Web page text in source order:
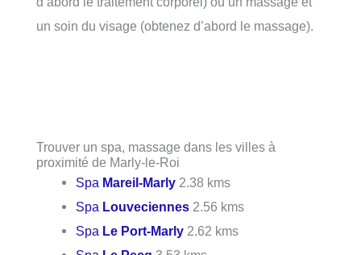
un soin du visage (obtenez d’abord le massage).
Trouver un spa, massage dans les villes à
proximité de Marly-le-Roi
Spa Mareil-Marly 2.38 kms
Spa Louveciennes 2.56 kms
Spa Le Port-Marly 2.62 kms